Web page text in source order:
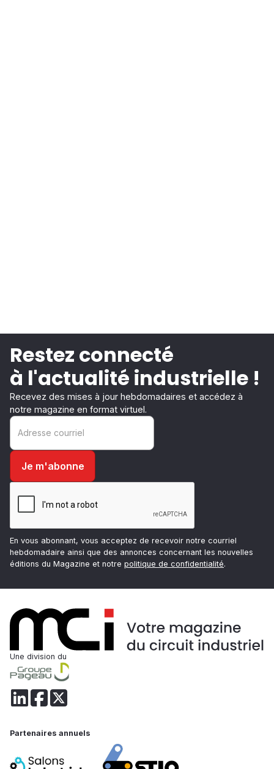
Restez connecté
à l'actualité industrielle !
Recevez des mises à jour hebdomadaires et accédez à
notre magazine en format virtuel.
En vous abonnant, vous acceptez de recevoir notre courriel
hebdomadaire ainsi que des annonces concernant les nouvelles
éditions du Magazine et notre politique de confidentialité.
Une division du
Partenaires annuels